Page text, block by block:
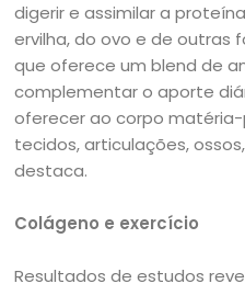
digerir e assimilar a
ervilha, do ovo e de outras
que oferece um blend de
complementar o aporte
oferecer ao corpo
tecidos, articulações,
destaca.
Colágeno e exercício
Resultados de estudos